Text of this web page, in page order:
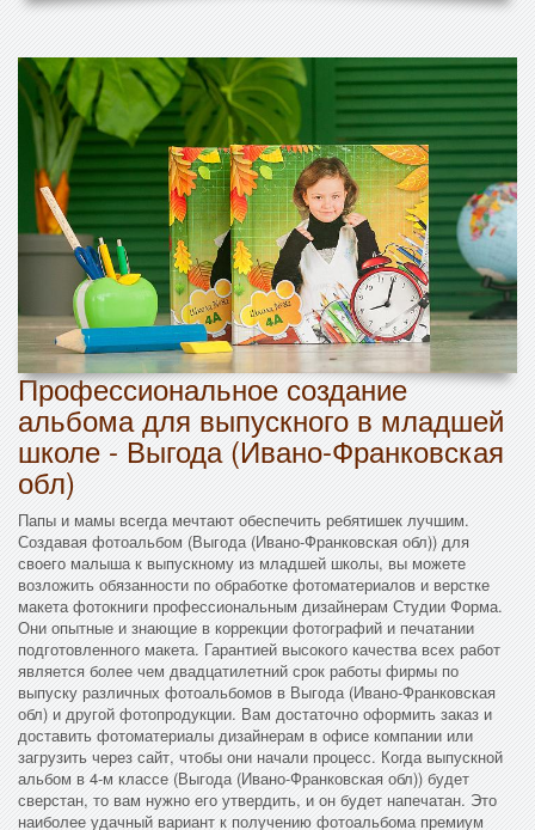
Профессиональное создание
альбома для выпускного в младшей
школе - Выгода (Ивано-Франковская
обл)
Папы и мамы всегда мечтают обеспечить ребятишек лучшим.
Создавая фотоальбом (Выгода (Ивано-Франковская обл)) для
своего малыша к выпускному из младшей школы, вы можете
возложить обязанности по обработке фотоматериалов и верстке
макета фотокниги профессиональным дизайнерам Студии Форма.
Они опытные и знающие в коррекции фотографий и печатании
подготовленного макета. Гарантией высокого качества всех работ
является более чем двадцатилетний срок работы фирмы по
выпуску различных фотоальбомов в Выгода (Ивано-Франковская
обл) и другой фотопродукции. Вам достаточно оформить заказ и
доставить фотоматериалы дизайнерам в офисе компании или
загрузить через сайт, чтобы они начали процесс. Когда выпускной
альбом в 4-м классе (Выгода (Ивано-Франковская обл)) будет
сверстан, то вам нужно его утвердить, и он будет напечатан. Это
наиболее удачный вариант к получению фотоальбома премиум